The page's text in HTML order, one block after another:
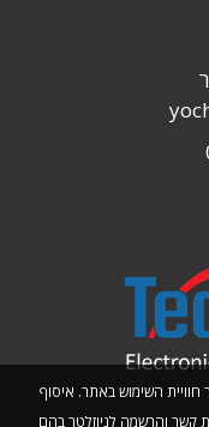
חוויית השימוש באתר. איסוף
קשר והרשמה לניוזלטר בהם